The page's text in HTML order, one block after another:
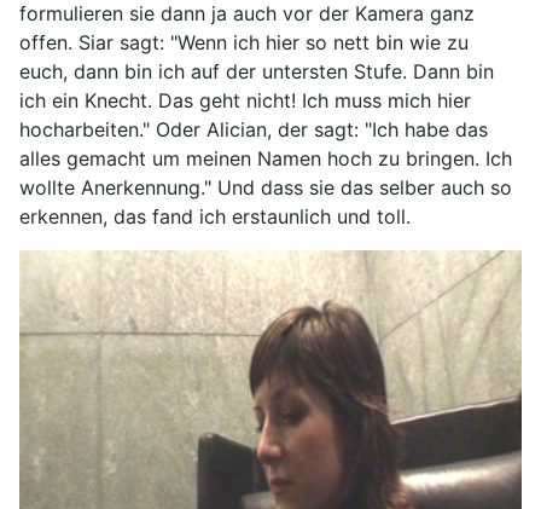
formulieren sie dann ja auch vor der Kamera ganz
offen. Siar sagt: "Wenn ich hier so nett bin wie zu
euch, dann bin ich auf der untersten Stufe. Dann bin
ich ein Knecht. Das geht nicht! Ich muss mich hier
hocharbeiten." Oder Alician, der sagt: "Ich habe das
alles gemacht um meinen Namen hoch zu bringen. Ich
wollte Anerkennung." Und dass sie das selber auch so
erkennen, das fand ich erstaunlich und toll.